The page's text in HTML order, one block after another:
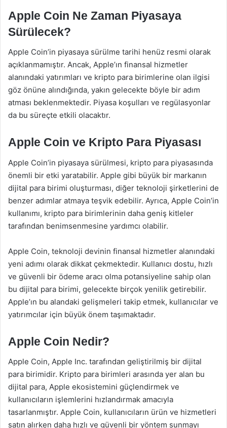
Apple Coin Ne Zaman Piyasaya
Sürülecek?
Apple Coin’in piyasaya sürülme tarihi henüz resmi olarak
açıklanmamıştır. Ancak, Apple’ın finansal hizmetler
alanındaki yatırımları ve kripto para birimlerine olan ilgisi
göz önüne alındığında, yakın gelecekte böyle bir adım
atması beklenmektedir. Piyasa koşulları ve regülasyonlar
da bu süreçte etkili olacaktır.
Apple Coin ve Kripto Para Piyasası
Apple Coin’in piyasaya sürülmesi, kripto para piyasasında
önemli bir etki yaratabilir. Apple gibi büyük bir markanın
dijital para birimi oluşturması, diğer teknoloji şirketlerini de
benzer adımlar atmaya teşvik edebilir. Ayrıca, Apple Coin’in
kullanımı, kripto para birimlerinin daha geniş kitleler
tarafından benimsenmesine yardımcı olabilir.
Apple Coin, teknoloji devinin finansal hizmetler alanındaki
yeni adımı olarak dikkat çekmektedir. Kullanıcı dostu, hızlı
ve güvenli bir ödeme aracı olma potansiyeline sahip olan
bu dijital para birimi, gelecekte birçok yenilik getirebilir.
Apple’ın bu alandaki gelişmeleri takip etmek, kullanıcılar ve
yatırımcılar için büyük önem taşımaktadır.
Apple Coin Nedir?
Apple Coin, Apple Inc. tarafından geliştirilmiş bir dijital
para birimidir. Kripto para birimleri arasında yer alan bu
dijital para, Apple ekosistemini güçlendirmek ve
kullanıcıların işlemlerini hızlandırmak amacıyla
tasarlanmıştır. Apple Coin, kullanıcıların ürün ve hizmetleri
satın alırken daha hızlı ve güvenli bir yöntem sunmayı